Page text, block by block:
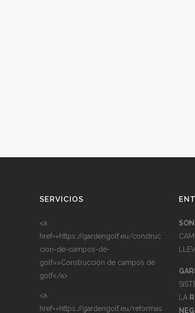
SERVICIOS
<a
href=»https://gardengolf.eu/construc
cion-de-campos-de-
golf»>Construcción de campos de
golf</a>
<a
href=»https://gardengolf.eu/reformas
LA